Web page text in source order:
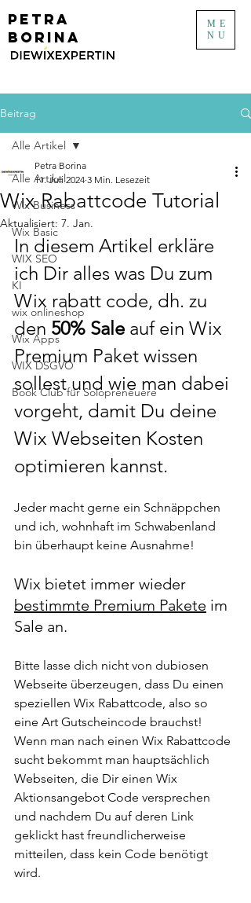
PETRA
BORINA
ME
NU
Beitrag
Alle Artikel
Wix Business
Wix Basic
WIX SEO
KI
wix onlineshop
Wix Apps
WIX DSGVO
Book Club für Solopreneuere
Alle Artikel
Wix Rabattcode Tutorial
Petra Borina
11. Juli 2024 3 Min. Lesezeit
Aktualisiert: 7. Jan.
In diesem Artikel erkläre
ich Dir alles was Du zum
Wix rabatt code, dh. zu
den 50% Sale auf ein Wix
Premium Paket wissen
sollest und wie man dabei
vorgeht, damit Du deine
Wix Webseiten Kosten
optimieren kannst.
Jeder macht gerne ein Schnäppchen
und ich, wohnhaft im Schwabenland
bin überhaupt keine Ausnahme!
Wix bietet immer wieder
bestimmte Premium Pakete im
Sale an.
Bitte lasse dich nicht von dubiosen
Webseite überzeugen, dass Du einen
speziellen Wix Rabattcode, also so
eine Art Gutscheincode brauchst!
Wenn man nach einen Wix Rabattcode
sucht bekommt man hauptsächlich
Webseiten, die Dir einen Wix
Aktionsangebot Code versprechen
und nachdem Du auf deren Link
geklickt hast freundlicherweise
mitteilen, dass kein Code benötigt
wird.